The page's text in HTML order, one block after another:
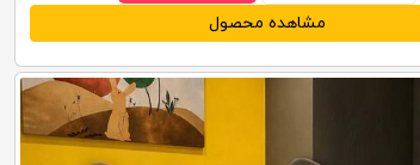
مشاهده محصول